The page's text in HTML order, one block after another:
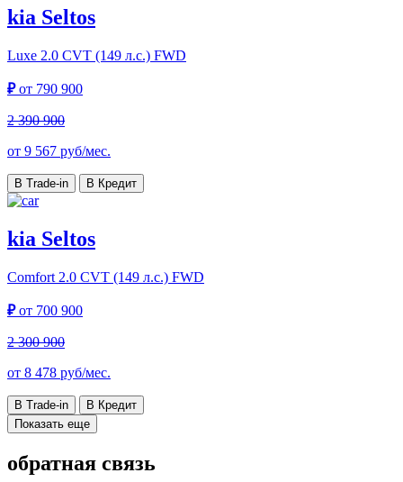
kia Seltos
Luxe 2.0 CVT (149 л.с.) FWD
₽от 790 900
2 390 900
от 9 567 руб/мес.
В Trade-in В Кредит
kia Seltos
Comfort 2.0 CVT (149 л.с.) FWD
₽от 700 900
2 300 900
от 8 478 руб/мес.
В Trade-in
В Кредит
Показать еще
обратная связь